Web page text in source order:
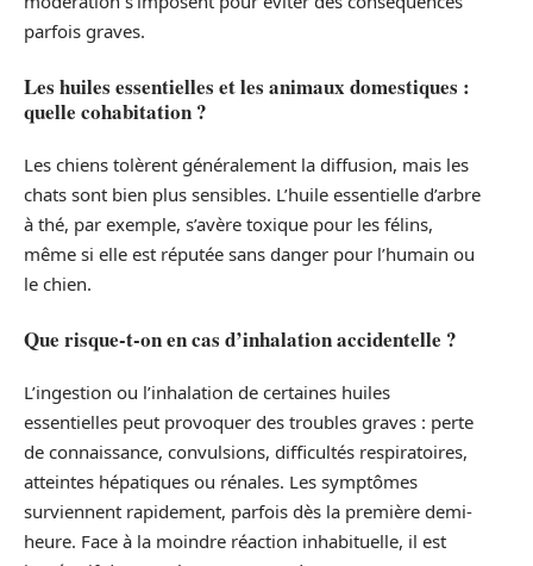
parfois graves.
Les huiles essentielles et les animaux domestiques :
quelle cohabitation ?
Les chiens tolèrent généralement la diffusion, mais les
chats sont bien plus sensibles. L’huile essentielle d’arbre
à thé, par exemple, s’avère toxique pour les félins,
même si elle est réputée sans danger pour l’humain ou
le chien.
Que risque-t-on en cas d’inhalation accidentelle ?
L’ingestion ou l’inhalation de certaines huiles
essentielles peut provoquer des troubles graves : perte
de connaissance, convulsions, difficultés respiratoires,
atteintes hépatiques ou rénales. Les symptômes
surviennent rapidement, parfois dès la première demi-
heure. Face à la moindre réaction inhabituelle, il est